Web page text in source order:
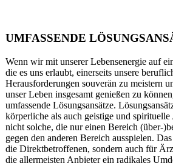
UMFASSENDE
Wenn wir mit unserer Lebensenergie auf
die es uns erlaubt, einerseits unsere
Herausforderungen souverän zu meistern
unser Leben insgesamt genießen zu
umfassende Lösungsansätze.
körperliche als auch geistige und spirituelle
nicht solche, die nur einen Bereich (über-
gegen den anderen Bereich ausspielen.
die Direktbetroffenen, sondern auch für
die allermeisten Anbieter ein radikales